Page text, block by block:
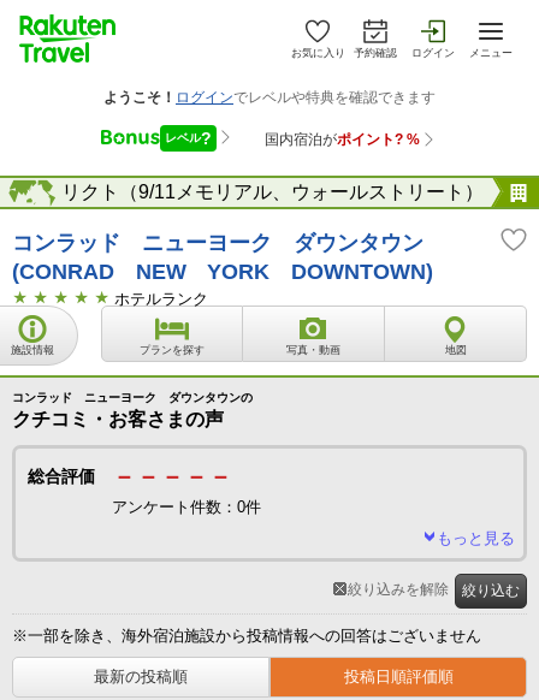
お気に入り 予約確認 ログイン メニュー
ストリクト（9/11メモリアル、ウォールストリート）
海外
コンラッド ニューヨーク ダウンタウン
(CONRAD NEW YORK DOWNTOWN)
ホテルランク
施設情報 プランを探す 写真・動画 地図
コンラッド ニューヨーク ダウンタウンの
クチコミ・お客さまの声
総合評価 －－－－－
アンケート件数：0件
もっと見る
※一部を除き、海外宿泊施設から投稿情報への回答はございません
最新の投稿順 投稿日順評価順
絞り込む
絞り込みを解除